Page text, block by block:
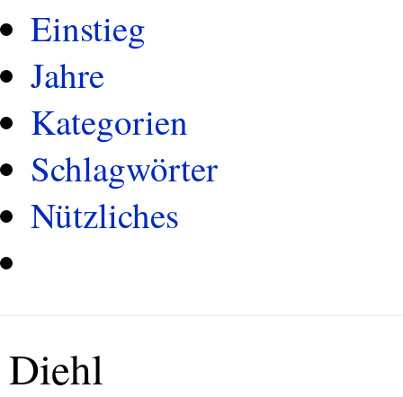
Einstieg
Jahre
Kategorien
Schlagwörter
Nützliches
Diehl